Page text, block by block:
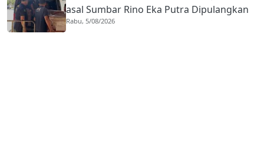
asal Sumbar Rino Eka Putra Dipulangkan
ke Agam
Rabu, 5/08/2026